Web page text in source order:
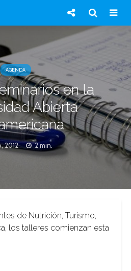
AGENDA
en la
Abierta
2012 2 min.
de Nutrición, Turismo,
los talleres comienzan esta